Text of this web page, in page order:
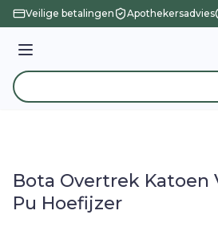
Ga naar de inhoud
Veilige betalingen Apothekersadvies
Menu
Product, merk, categorie...
Bota Overtrek Katoen
Pu Hoefijzer